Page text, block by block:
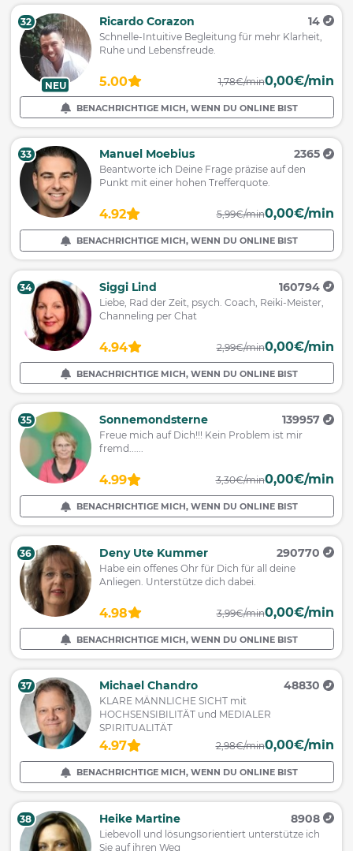
NEU
32 Ricardo Corazon 14
Schnelle-Intuitive Begleitung für mehr Klarheit,
Ruhe und Lebensfreude.
5.00 1,78€/min0,00€/min
BENACHRICHTIGE MICH, WENN DU ONLINE BIST
33 Manuel Moebius 2365
Beantworte ich Deine Frage präzise auf den
Punkt mit einer hohen Trefferquote.
4.92 5,99€/min0,00€/min
BENACHRICHTIGE MICH, WENN DU ONLINE BIST
34 Siggi Lind 160794
Liebe, Rad der Zeit, psych. Coach, Reiki-Meister,
Channeling per Chat
4.94 2,99€/min0,00€/min
BENACHRICHTIGE MICH, WENN DU ONLINE BIST
35 Sonnemondsterne 139957
Freue mich auf Dich!!! Kein Problem ist mir
fremd......
4.99 3,30€/min0,00€/min
BENACHRICHTIGE MICH, WENN DU ONLINE BIST
36 Deny Ute Kummer 290770
Habe ein offenes Ohr für Dich für all deine
Anliegen. Unterstütze dich dabei.
4.98 3,99€/min0,00€/min
BENACHRICHTIGE MICH, WENN DU ONLINE BIST
37 Michael Chandro 48830
KLARE MÄNNLICHE SICHT mit
HOCHSENSIBILITÄT und MEDIALER
SPIRITUALITÄT
4.97 2,98€/min0,00€/min
BENACHRICHTIGE MICH, WENN DU ONLINE BIST
38 Heike Martine 8908
Liebevoll und lösungsorientiert unterstütze ich
Sie auf ihren Weg